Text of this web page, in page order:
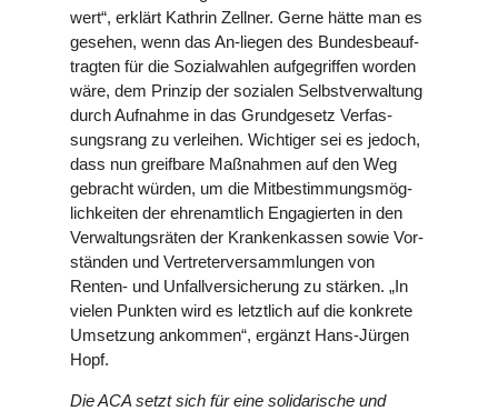
wert“, erklärt Kathrin Zellner. Gerne hätte man es
gesehen, wenn das An-liegen des Bun­des­be­auf­
trag­ten für die Sozi­al­wah­len auf­ge­grif­fen worden
wäre, dem Prinzip der sozialen Selbst­ver­wal­tung
durch Aufnahme in das Grund­ge­setz Ver­fas­
sungs­rang zu ver­lei­hen. Wich­ti­ger sei es jedoch,
dass nun greif­bare Maß­nah­men auf den Weg
gebracht würden, um die Mit­be­stim­mungs­mög­
lich­kei­ten der ehren­amt­lich Enga­gier­ten in den
Ver­wal­tungs­rä­ten der Kran­ken­kas­sen sowie Vor­
stän­den und Ver­tre­ter­ver­samm­lun­gen von
Renten- und Unfall­ver­si­che­rung zu stärken. „In
vielen Punkten wird es letzt­lich auf die konkrete
Umset­zung ankommen“, ergänzt Hans-Jürgen
Hopf.
Die ACA setzt sich für eine soli­da­ri­sche und